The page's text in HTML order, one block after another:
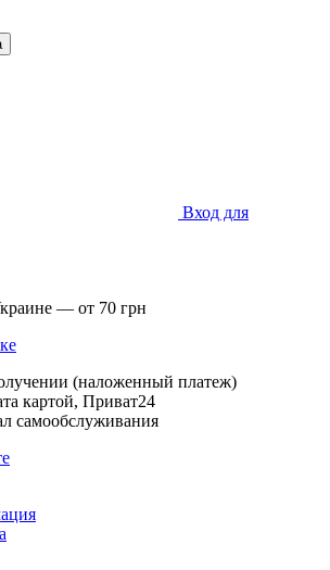
Вход для
— от 70 грн
(наложенный платеж)
картой, Приват24
самообслуживания